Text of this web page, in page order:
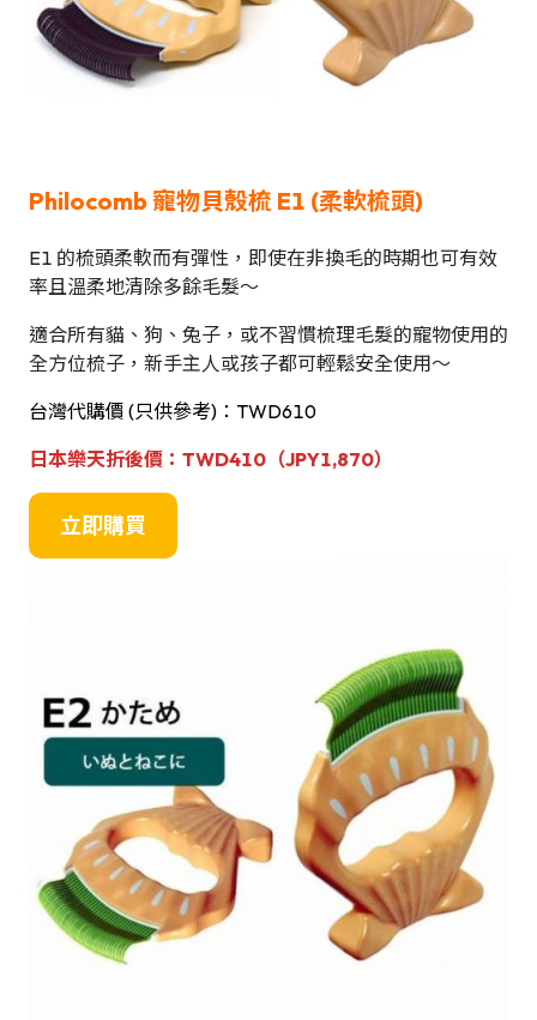
Philocomb 寵物貝殼梳 E1 (柔軟梳頭)
E1 的梳頭柔軟而有彈性，即使在非換毛的時期也可有效
率且溫柔地清除多餘毛髮～
適合所有貓、狗、兔子，或不習慣梳理毛髮的寵物使用的
全方位梳子，新手主人或孩子都可輕鬆安全使用～
台灣代購價 (只供參考)：TWD610
日本樂天折後價 ：TWD410（JPY1,870）
立即購買